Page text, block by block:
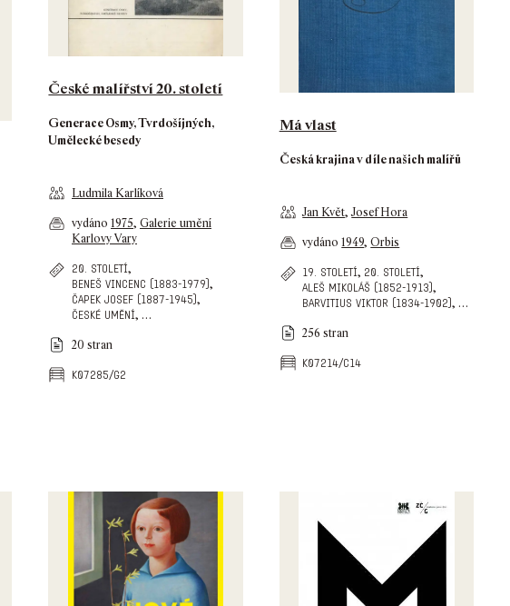
České malířství 20. století
Generace Osmy, Tvrdošíjných,
Umělecké besedy
Ludmila Karlíková
vydáno 1975, Galerie umění
Karlovy Vary
20. století,
beneš vincenc (1883-1979),
čapek josef (1887-1945),
české umění, …
20 stran
k07285/g2
Má vlast
Česká krajina v díle našich malířů
Jan Květ,Josef Hora
vydáno1949,Orbis
19. století, 20. století,
aleš mikoláš (1852-1913),
barvitius viktor (1834-1902), …
256 stran
k07214/c14